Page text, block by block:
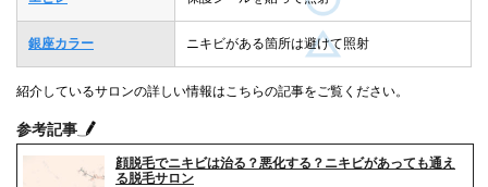
銀座カラー ニキビがある箇所は避けて照射
紹介しているサロンの詳しい情報はこちらの記事をご覧ください。
参考記事
顔脱毛でニキビは治る？悪化する？ニキビがあっても通え
る脱毛サロン